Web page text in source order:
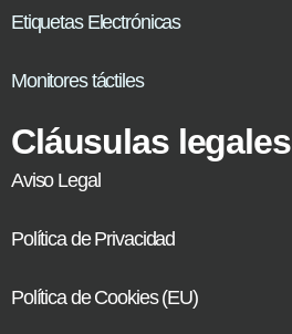
Etiquetas Electrónicas
Monitores táctiles
Cláusulas legales
Aviso Legal
Política de Privacidad
Política de Cookies (EU)